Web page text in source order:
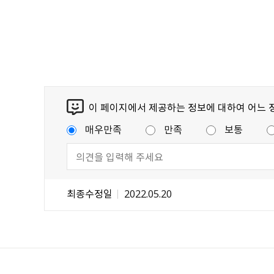
이 페이지에서 제공하는 정보에 대하여 어느
매우만족
만족 보통
최종수정일 2022.05.20